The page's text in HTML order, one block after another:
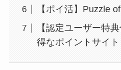
【ポイ活】Puzzle
【認定ユーザー特
得なポイントサイト